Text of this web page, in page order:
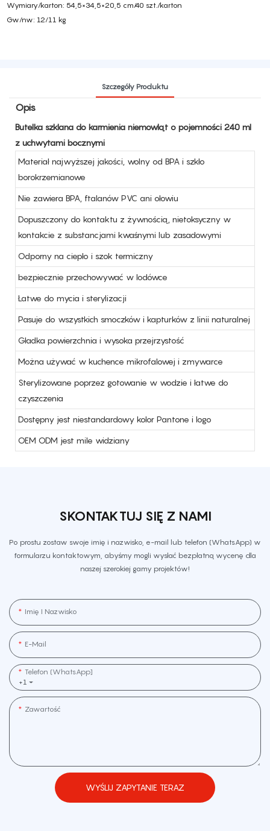
Wymiary/karton: 54,5×34,5×20,5 cm/40 szt./karton
Gw/nw: 12/11 kg
Szczegóły Produktu
Opis
Butelka szklana do karmienia niemowląt o pojemności 240 ml
z uchwytami bocznymi
Materiał najwyższej jakości, wolny od BPA i szkło
borokrzemianowe
Nie zawiera BPA, ftalanów PVC ani ołowiu
Dopuszczony do kontaktu z żywnością, nietoksyczny w
kontakcie z substancjami kwaśnymi lub zasadowymi
Odporny na ciepło i szok termiczny
bezpiecznie przechowywać w lodówce
Łatwe do mycia i sterylizacji
Pasuje do wszystkich smoczków i kapturków z linii naturalnej
Gładka powierzchnia i wysoka przejrzystość
Można używać w kuchence mikrofalowej i zmywarce
Sterylizowane poprzez gotowanie w wodzie i łatwe do
czyszczenia
Dostępny jest niestandardowy kolor Pantone i logo
OEM ODM jest mile widziany
SKONTAKTUJ SIĘ Z NAMI
Po prostu zostaw swoje imię i nazwisko, e-mail lub telefon (WhatsApp) w
formularzu kontaktowym, abyśmy mogli wysłać bezpłatną wycenę dla
naszej szerokiej gamy projektów!
Imię I Nazwisko
E-Mail
+1
Telefon (WhatsApp]
Zawartość
WYŚLIJ ZAPYTANIE TERAZ